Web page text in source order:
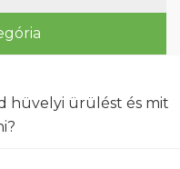
hüvelyi ürülést és mit